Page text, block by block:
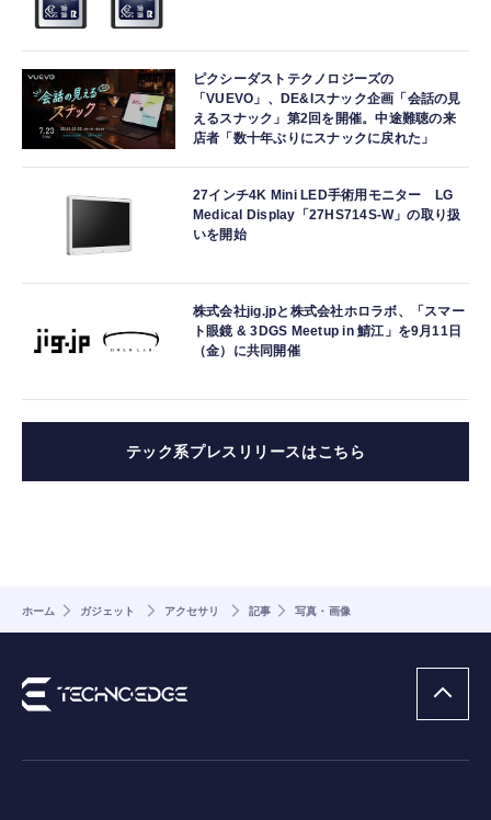
ピクシーダストテクノロジーズの
「VUEVO」、DE&Iスナック企画「会話の見
えるスナック」第2回を開催。中途難聴の来
店者「数十年ぶりにスナックに戻れた」
27インチ4K Mini LED手術用モニター LG
Medical Display「27HS714S-W」の取り扱
いを開始
株式会社jig.jpと株式会社ホロラボ、「スマー
ト眼鏡 & 3DGS Meetup in 鯖江」を9月11日
（金）に共同開催
テック系プレスリリースはこちら
ホーム ガジェット アクセサリ 記事 写真・画像